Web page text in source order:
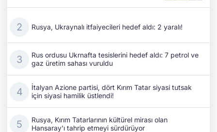
Rusya, Ukraynalı itfaiyecileri hedef aldı: 2 yaralı!
Rus ordusu Ukrnafta tesislerini hedef aldı: 7 petrol ve
gaz üretim sahası vuruldu
İtalyan Azione partisi, dört Kırım Tatar siyasi tutsak
için siyasi hamilik üstlendi!
Rusya, Kırım Tatarlarının kültürel mirası olan
Hansaray'ı tahrip etmeyi sürdürüyor